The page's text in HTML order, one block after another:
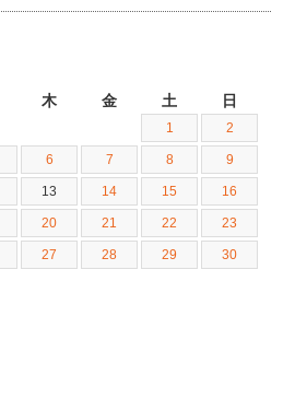
木 金 土 日
1 2
6 7 8 9
13 14 15 16
20 21 22 23
27 28 29 30